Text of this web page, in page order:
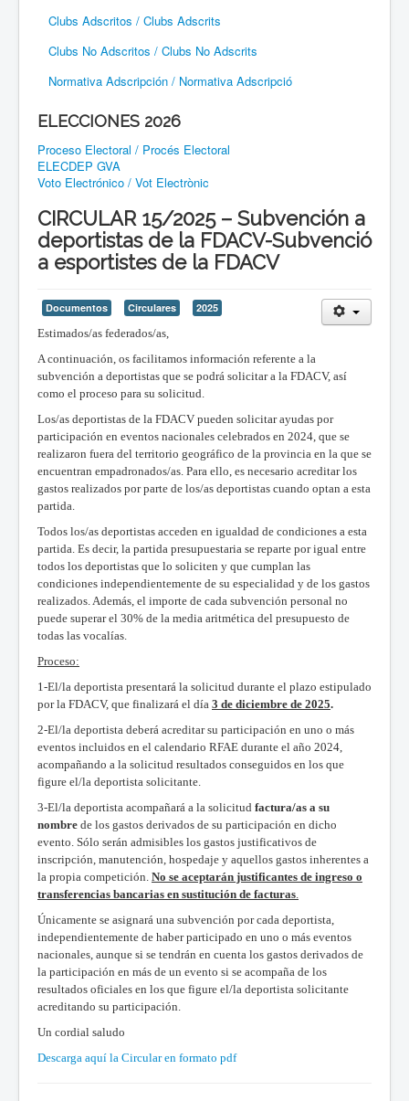
Clubs Adscritos / Clubs Adscrits
Clubs No Adscritos / Clubs No Adscrits
Normativa Adscripción / Normativa Adscripció
ELECCIONES 2026
Proceso Electoral / Procés Electoral
ELECDEP GVA
Voto Electrónico / Vot Electrònic
CIRCULAR 15/2025 – Subvención a
deportistas de la FDACV-Subvenció
a esportistes de la FDACV
Documentos Circulares
2025
Estimados/as federados/as,
A continuación, os facilitamos información referente a la
subvención a deportistas que se podrá solicitar a la FDACV, así
como el proceso para su solicitud.
Los/as deportistas de la FDACV pueden solicitar ayudas por
participación en eventos nacionales celebrados en 2024, que se
realizaron fuera del territorio geográfico de la provincia en la que se
encuentran empadronados/as. Para ello, es necesario acreditar los
gastos realizados por parte de los/as deportistas cuando optan a esta
partida.
Todos los/as deportistas acceden en igualdad de condiciones a esta
partida. Es decir, la partida presupuestaria se reparte por igual entre
todos los deportistas que lo soliciten y que cumplan las
condiciones independientemente de su especialidad y de los gastos
realizados. Además, el importe de cada subvención personal no
puede superar el 30% de la media aritmética del presupuesto de
todas las vocalías.
Proceso:
1-El/la deportista presentará la solicitud durante el plazo estipulado
por la FDACV, que finalizará el día 3 de diciembre de 2025.
2-El/la deportista deberá acreditar su participación en uno o más
eventos incluidos en el calendario RFAE durante el año 2024,
acompañando a la solicitud resultados conseguidos en los que
figure el/la deportista solicitante.
3-El/la deportista acompañará a la solicitud factura/as a su
nombre de los gastos derivados de su participación en dicho
evento. Sólo serán admisibles los gastos justificativos de
inscripción, manutención, hospedaje y aquellos gastos inherentes a
la propia competición. No se aceptarán justificantes de ingreso o
transferencias bancarias en sustitución de facturas
Únicamente se asignará una subvención por cada deportista,
independientemente de haber participado en uno o más eventos
nacionales, aunque si se tendrán en cuenta los gastos derivados de
la participación en más de un evento si se acompaña de los
resultados oficiales en los que figure el/la deportista solicitante
acreditando su participación.
Un cordial saludo
Descarga aquí la Circular en formato pdf